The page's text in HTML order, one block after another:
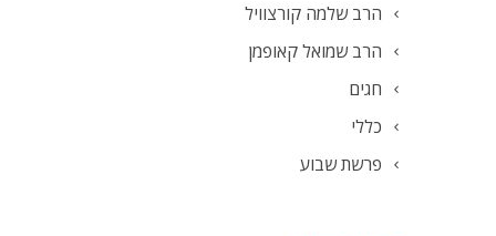
הרב שלמה קורצוויל
הרב שמואל קאופמן
חגים
כללי
פרשת שבוע